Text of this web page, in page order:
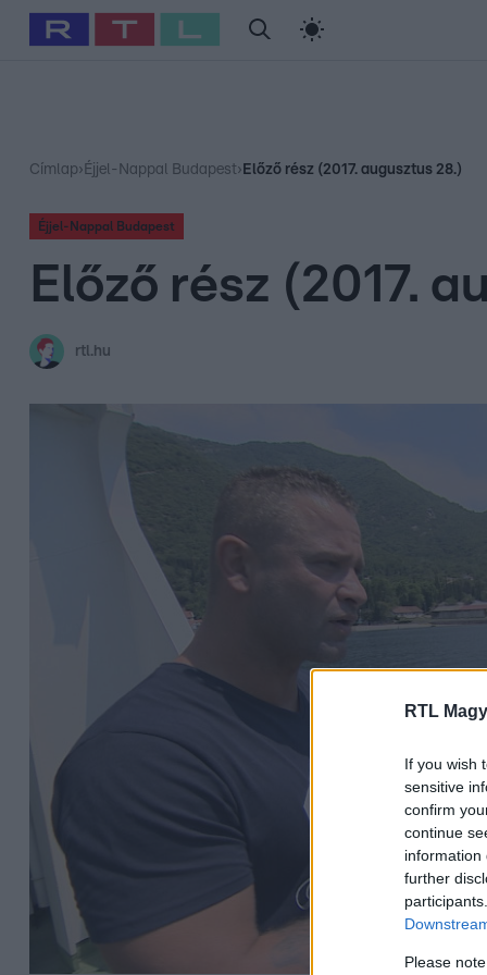
RTL
If you wish
sensitive
confirm
continue
information
further
Please
Babits Marcella Szellő István Most Wanted
Címlap› Éjjel-Nappal Budapest› Előző rész (2017. augusztus 28.)
Éjjel-Nappal Budapest
Előző rész (2017.
rtl.hu